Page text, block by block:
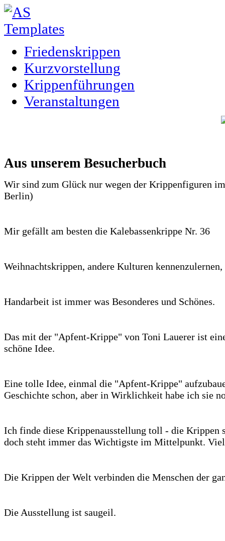
Friedenskrippen
Kurzvorstellung
Krippenführungen
Veranstaltungen
Aus unserem Besucherbuch
Wir sind zum Glück nur wegen der Krippenfiguren
Berlin)
Mir gefällt am besten die Kalebassenkrippe Nr. 36
Weihnachtskrippen, andere Kulturen
Handarbeit ist immer was Besonderes und Schönes.
Das mit der "Apfent-Krippe" von Toni Lauerer ist
schöne Idee.
Eine tolle Idee, einmal die "Apfent-Krippe"
Geschichte schon, aber in Wirklichkeit habe ich sie
Ich finde diese Krippenausstellung toll - die Krippen
doch steht immer das Wichtigste im Mittelpunkt.
Die Krippen der Welt verbinden die Menschen der
Die Ausstellung ist saugeil.